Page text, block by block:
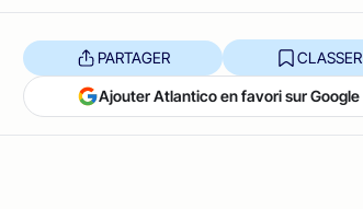
PARTAGER CLASSER
Ajouter Atlantico en favori sur Google